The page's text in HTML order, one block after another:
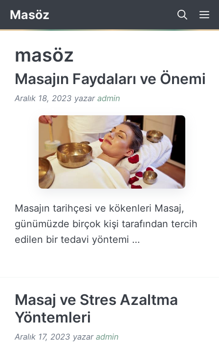
İçeriğe
atla
Masöz
masöz
Masajın Faydaları ve Önemi
Aralık 18, 2023 yazar admin
Masajın tarihçesi ve kökenleri Masaj,
günümüzde birçok kişi tarafından tercih
edilen bir tedavi yöntemi …
Masaj ve Stres Azaltma
Yöntemleri
Aralık 17, 2023 yazar admin